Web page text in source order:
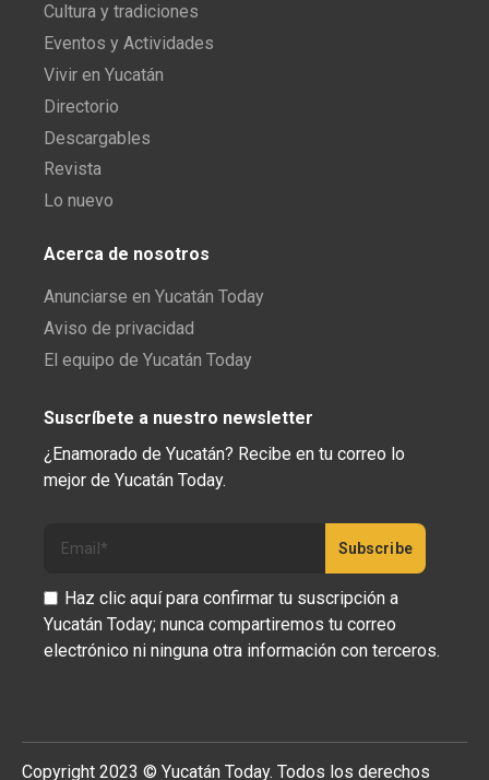
Cultura y tradiciones
Eventos y Actividades
Vivir en Yucatán
Directorio
Descargables
Revista
Lo nuevo
Acerca de nosotros
Anunciarse en Yucatán Today
Aviso de privacidad
El equipo de Yucatán Today
Suscríbete a nuestro newsletter
¿Enamorado de Yucatán? Recibe en tu correo lo
mejor de Yucatán Today.
Haz clic aquí para confirmar tu suscripción a
Yucatán Today; nunca compartiremos tu correo
electrónico ni ninguna otra información con terceros.
Copyright 2023 © Yucatán Today. Todos los derechos